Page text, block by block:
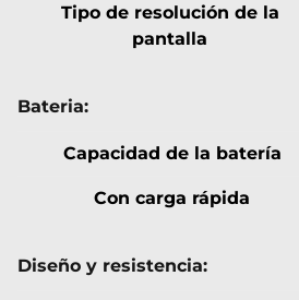
Tipo de resolución de la
pantalla
Bateria:
Capacidad de la batería
Con carga rápida
Diseño y resistencia: